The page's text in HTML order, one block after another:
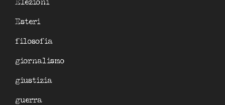
Elezioni
Esteri
filosofia
giornalismo
giustizia
guerra